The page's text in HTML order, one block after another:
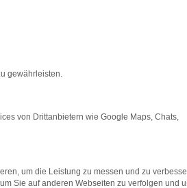
gewährleisten.
von Drittanbietern wie Google Maps, Chats,
um die Leistung zu messen und zu
Sie auf anderen Webseiten zu verfolgen und